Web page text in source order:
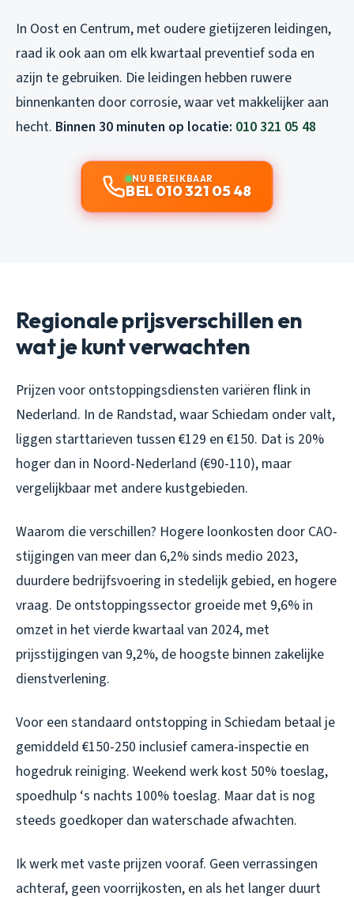
In Oost en Centrum, met oudere gietijzeren leidingen,
raad ik ook aan om elk kwartaal preventief soda en
azijn te gebruiken. Die leidingen hebben ruwere
binnenkanten door corrosie, waar vet makkelijker aan
hecht. Binnen 30 minuten op locatie: 010 321 05 48
NU BEREIKBAAR
BEL 010 321 05 48
Regionale prijsverschillen en
wat je kunt verwachten
Prijzen voor ontstoppingsdiensten variëren flink in
Nederland. In de Randstad, waar Schiedam onder valt,
liggen starttarieven tussen €129 en €150. Dat is 20%
hoger dan in Noord-Nederland (€90-110), maar
vergelijkbaar met andere kustgebieden.
Waarom die verschillen? Hogere loonkosten door CAO-
stijgingen van meer dan 6,2% sinds medio 2023,
duurdere bedrijfsvoering in stedelijk gebied, en hogere
vraag. De ontstoppingssector groeide met 9,6% in
omzet in het vierde kwartaal van 2024, met
prijsstijgingen van 9,2%, de hoogste binnen zakelijke
dienstverlening.
Voor een standaard ontstopping in Schiedam betaal je
gemiddeld €150-250 inclusief camera-inspectie en
hogedruk reiniging. Weekend werk kost 50% toeslag,
spoedhulp ‘s nachts 100% toeslag. Maar dat is nog
steeds goedkoper dan waterschade afwachten.
Ik werk met vaste prijzen vooraf. Geen verrassingen
achteraf, geen voorrijkosten, en als het langer duurt